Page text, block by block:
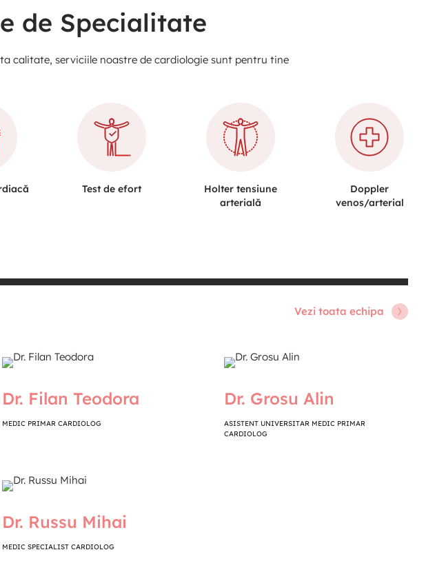
de Specialitate
calitate, serviciile noastre de cardiologie sunt pentru tine
Test de efort
Holter tensiune
arterială
Doppler
venos/arterial
Vezi toata echipa
Dr. Filan Teodora
MEDIC PRIMAR CARDIOLOG
Dr. Grosu Alin
ASISTENT UNIVERSITAR MEDIC PRIMAR
CARDIOLOG
Dr. Russu Mihai
MEDIC SPECIALIST CARDIOLOG